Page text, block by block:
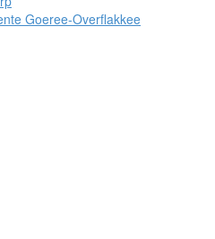
Goeree-Overflakkee